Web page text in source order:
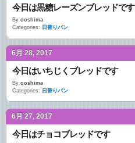
今日は黒糖レーズンブレッドです
By ooshima
Categories: 日替りパン
6月 28, 2017
今日はいちじくブレッドです
By ooshima
Categories: 日替りパン
6月 27, 2017
今日はチョコブレッドです